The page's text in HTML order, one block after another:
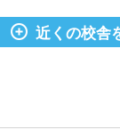
近くの校舎